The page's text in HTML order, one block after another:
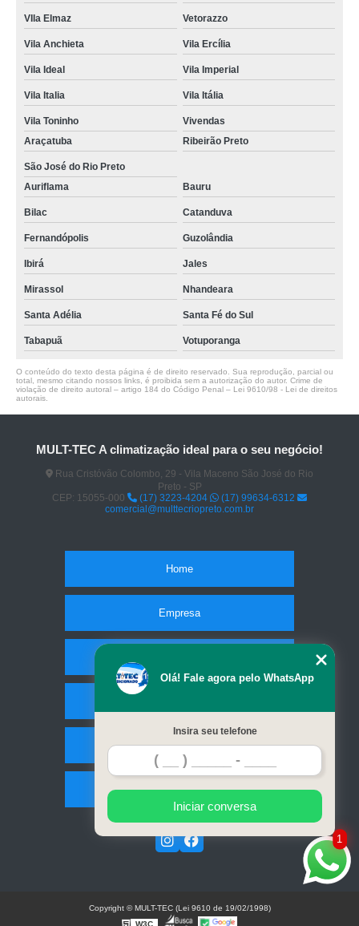
VIla Elmaz Vetorazzo
Vila Anchieta Vila Ercília
Vila Ideal Vila Imperial
Vila Italia Vila Itália
Vila Toninho
Vivendas
Araçatuba
Ribeirão Preto
São José do Rio Preto
Auriflama
Bauru
Bilac Catanduva
Fernandópolis Guzolândia
Ibirá Jales
Mirassol Nhandeara
Santa Adélia Santa Fé do Sul
Tabapuã Votuporanga
O conteúdo do texto desta página é de direito reservado. Sua reprodução, parcial ou
total, mesmo citando nossos links, é proibida sem a autorização do autor. Crime de
violação de direito autoral – artigo 184 do Código Penal – Lei 9610/98 - Lei de direitos
autorais
MULT-TEC A climatização ideal para o seu negócio!
Rua Cristóvão Colombo, 29 - Vila Maceno São José do Rio
Preto - SP
CEP: 15055-000
(17) 3223-4204
(17) 99634-6312
comercial@multtecriopreto.com.br
Home
Empresa
Contato
Mapa do site
1
Olá! Fale agora pelo WhatsApp
Insira seu telefone
Iniciar conversa
Copyright © MULT-TEC (Lei 9610 de 19/02/1998)